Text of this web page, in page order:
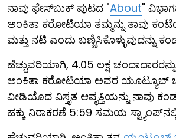
ನಾವು ಫೇಸ್‌ಬುಕ್ ಪುಟದ "About"
ಅಂಕಿತಾ ಕರೋಟಿಯಾ ತಮ್ಮನ್ನು ತಾವು
ಮತ್ತು ನಟಿ ಎಂದು ಬಣ್ಣಿಸಿಕೊಳ್ಳುವುದನ್ನು
ಹೆಚ್ಚುವರಿಯಾಗಿ, 4.05 ಲಕ್ಷ
ಅಂಕಿತಾ ಕರೋಟಿಯಾ ಅವರ ಯೂಟ್ಯೂಬ್
ವೀಡಿಯೊದ ವಿಸ್ತೃತ ಆವೃತ್ತಿಯನ್ನು ನಾವು
ಹಕ್ಕು ನಿರಾಕರಣೆ 5:59 ಸಮಯ ಸ್ಟ್ಯಾಂಪ್‌ನಲ್ಲಿ